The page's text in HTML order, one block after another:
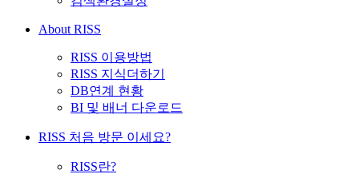
About RISS
RISS 이용방법
RISS 지식더하기
DB연계 현황
BI 및 배너 다운로드
RISS 처음 방문 이세요?
RISS란?